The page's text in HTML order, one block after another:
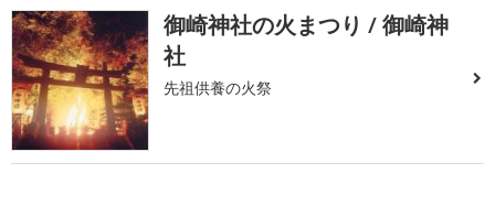
御崎神社の火まつり / 御崎神
社
先祖供養の火祭